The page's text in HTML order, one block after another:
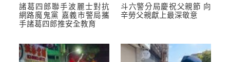
諸葛四郎聯手波麗士對抗
網路魔鬼黨 嘉義市警局攜
手諸葛四郎推安全教育
斗六警分局慶祝父親節 向
辛勞父親獻上最深敬意